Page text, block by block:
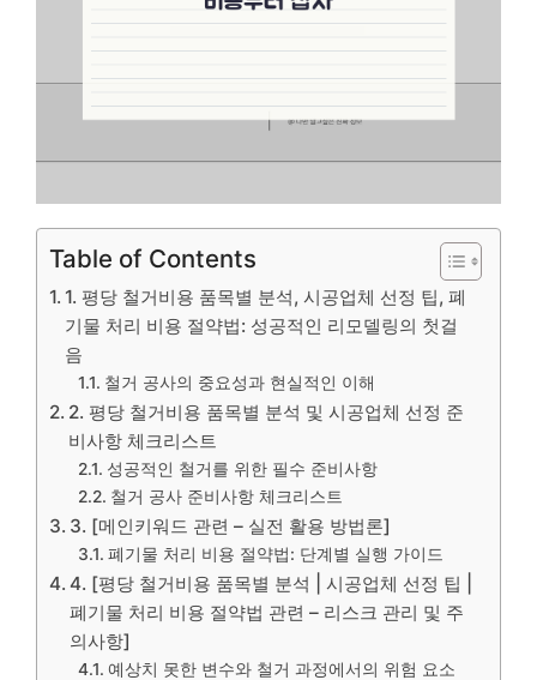
Table of Contents
1. 평당 철거비용 품목별 분석, 시공업체 선정 팁, 폐
기물 처리 비용 절약법: 성공적인 리모델링의 첫걸
음
철거 공사의 중요성과 현실적인 이해
2. 평당 철거비용 품목별 분석 및 시공업체 선정 준
비사항 체크리스트
성공적인 철거를 위한 필수 준비사항
철거 공사 준비사항 체크리스트
3. [메인키워드 관련 – 실전 활용 방법론]
폐기물 처리 비용 절약법: 단계별 실행 가이드
4. [평당 철거비용 품목별 분석 | 시공업체 선정 팁 |
폐기물 처리 비용 절약법 관련 – 리스크 관리 및 주
의사항]
예상치 못한 변수와 철거 과정에서의 위험 요소